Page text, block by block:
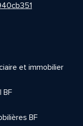
et immobilier
BF
BF